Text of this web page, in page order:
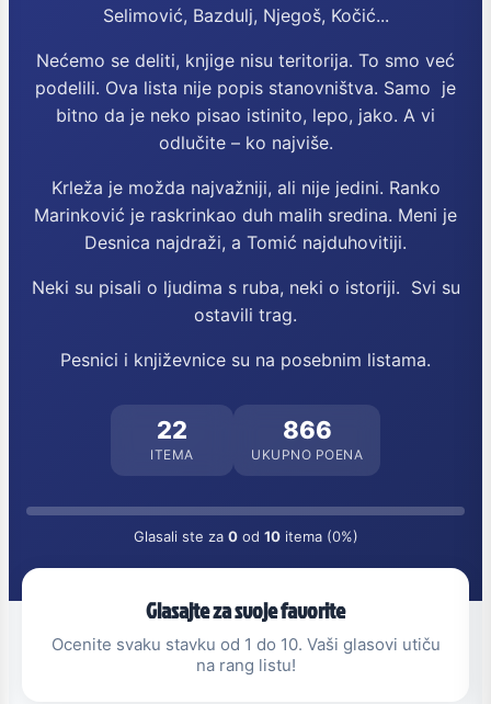
Selimović, Bazdulj, Njegoš, Kočić...
Nećemo se deliti, knjige nisu teritorija. To smo već
podelili. Ova lista nije popis stanovništva. Samo je
bitno da je neko pisao istinito, lepo, jako. A vi
odlučite – ko najviše.
Krleža je možda najvažniji, ali nije jedini. Ranko
Marinković je raskrinkao duh malih sredina. Meni je
Desnica najdraži, a Tomić najduhovitiji.
Neki su pisali o ljudima s ruba, neki o istoriji. Svi su
ostavili trag.
Pesnici i književnice su na posebnim listama.
22
ITEMA
866
UKUPNO POENA
Glasali ste za 0od 10itema (0%)
Glasajte za svoje favorite
Ocenite svaku stavku od 1 do 10. Vaši glasovi utiču
na rang listu!